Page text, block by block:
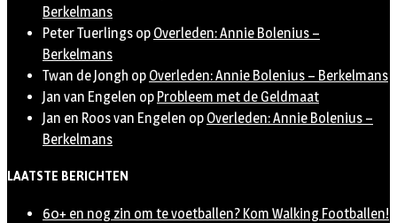
Berkelmans
Peter Tuerlings op Overleden: Annie Bolenius –
Berkelmans
Twan de Jongh op Overleden: Annie Bolenius – Berkelmans
Jan van Engelen op Probleem met de Geldmaat
Jan en Roos van Engelen op Overleden: Annie Bolenius –
Berkelmans
LAATSTE BERICHTEN
60+ en nog zin om te voetballen? Kom Walking Footballen!